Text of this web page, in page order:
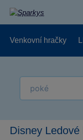
Venkovní hračky
Disney